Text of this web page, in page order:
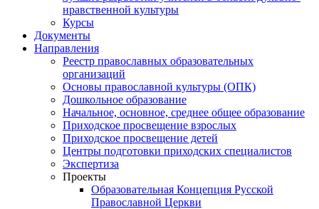
нравственной культуры
Курсы
Документы
Направления
Реестр православных образовательных
организаций
Основы православной культуры (ОПК)
Дошкольное образование
Начальное, основное, среднее общее образование
Приходское просвещение взрослых
Приходское просвещение детей
Центры подготовки приходских специалистов
Экспертиза
Проекты
Образовательная Концепция Русской
Православной Церкви